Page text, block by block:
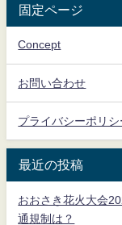
固定ページ
Concept
お問い合わせ
プライバシーポリシ
最近の投稿
おおさき花火大会
通規制は？